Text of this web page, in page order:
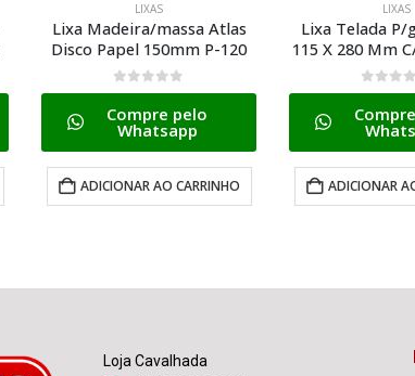
LIXAS
Lixa Madeira/massa Atlas
Disco Papel 150mm P-120
0de 5
Compre pelo
Whatsapp
ADICIONAR AO CARRINHO
LIXAS
Lixa Telada P/
115 X 280 Mm
0de 5
ADICIONAR
Loja Cavalhada